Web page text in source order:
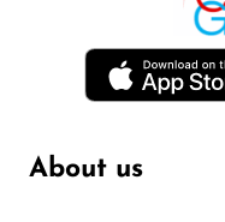
About us